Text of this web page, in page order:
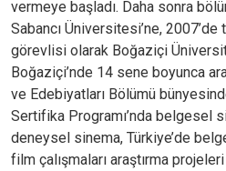
vermeye başladı. Daha sonra
Sabancı Üniversitesi’ne,
görevlisi olarak Boğaziçi
Boğaziçi’nde 14 sene boyunca
ve Edebiyatları Bölümü
Sertifika Programı’nda belgesel
deneysel sinema, Türkiye’de
film çalışmaları araştırma